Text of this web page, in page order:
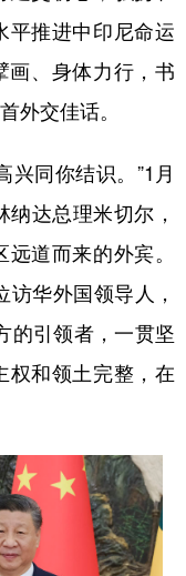
平推进中印尼命运
、身体力行，书
外交佳话。
同你结识。”1月
达总理米切尔，
道而来的外宾。
华外国领导人，
的引领者，一贯坚
权和领土完整，在